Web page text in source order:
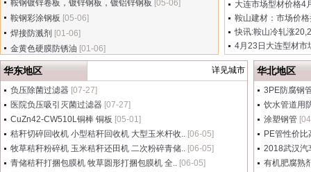
鞍钢镀锌卷板，镀锌钢板，镀铝锌钢板 [05-06]
鞍钢彩涂钢板 [05-06]
焊接防溅剂 [01-06]
金黄色硬膜防锈油 [01-06]
大连市场型材价格4
鞍山建材：市场价
快讯:鞍山冷轧涨
4月23日大连型材市
华东地区 详见城市
负压除菌过滤器 [07-27]
医院负压吸引灭菌过滤器 [07-27]
CuZn42-CW510L铜棒 铜板 [05-01]
秸秆切碎回收机 小型秸秆回收机 大型玉米杆收.. [06-05]
牧草秸秆粉碎机 玉米秸秆还田机 二次粉碎青储.. [06-05]
青储秸秆打捆包膜机 牧草圆形打捆包膜机 全.. [06-05]
华北地区
3PE防腐钢
饮水管道用
涂塑钢管
PE管性价比
2018武汉汽
有机肥腐熟